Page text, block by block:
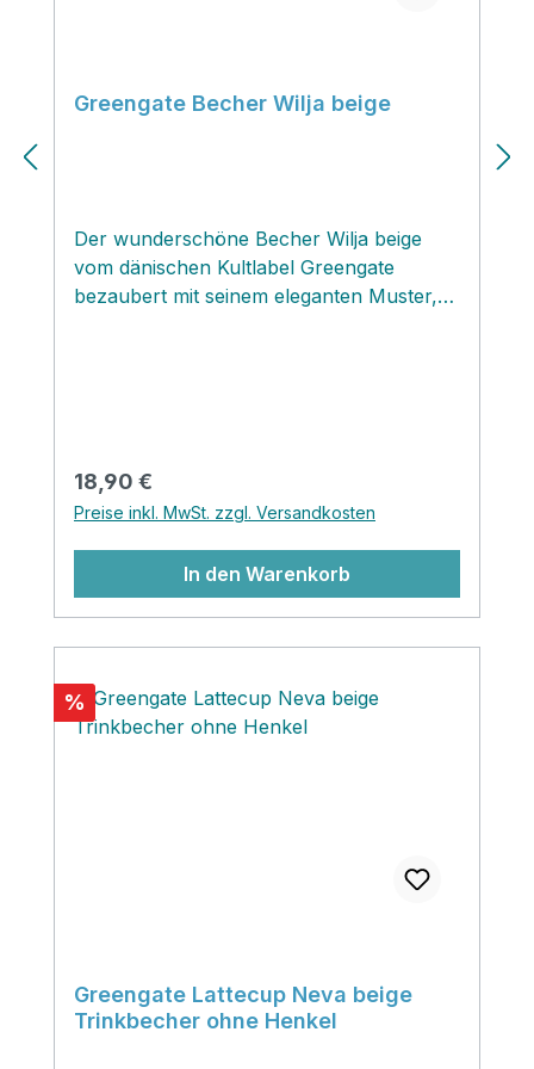
Greengate Becher Wilja beige
Der wunderschöne Becher Wilja beige
vom dänischen Kultlabel Greengate
bezaubert mit seinem eleganten Muster,
und Wohntextilien. Die Einrichtungsfarbe
beige zieht sich in dieser Saison wie ein
"beiger" Faden durch die gesamte
Greengate Kollektion und vermittelt‚ allen
Regulärer Preis:
18,90 €
Preise inkl. MwSt. zzgl. Versandkosten
In den Warenkorb
Rabatt
%
Greengate Lattecup Neva beige
Trinkbecher ohne Henkel